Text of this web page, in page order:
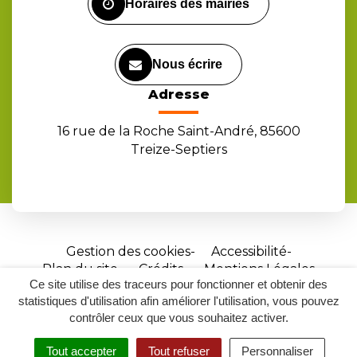
Ce site utilise des traceurs pour fonctionner et obtenir des
statistiques d'utilisation afin améliorer l'utilisation, vous pouvez
contrôler ceux que vous souhaitez activer.
Tout accepter Tout refuser Personnaliser
Horaires des mairies
Nous écrire
Adresse
16 rue de la Roche Saint-André, 85600
Treize-Septiers
Gestion des cookies
Accessibilité
Plan du site
Crédits
Mentions Légales
Site
réalisé
par
Inovagora